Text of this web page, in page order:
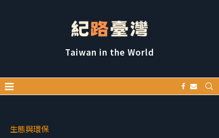
Taiwan in the World
生態與環保